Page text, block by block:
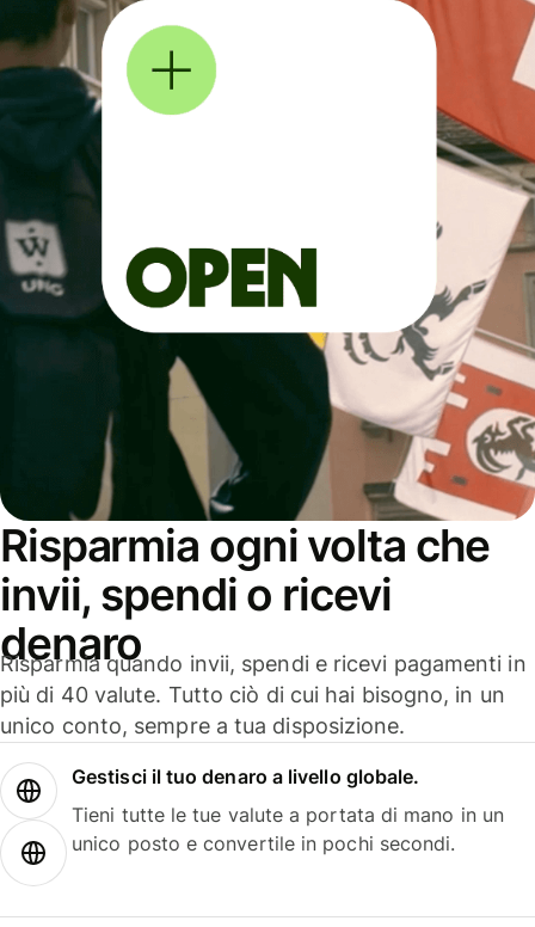
Risparmia ogni volta che
invii, spendi o ricevi
denaro
Risparmia quando invii, spendi e ricevi pagamenti in
più di 40 valute. Tutto ciò di cui hai bisogno, in un
unico conto, sempre a tua disposizione.
Gestisci il tuo denaro a livello globale.
Tieni tutte le tue valute a portata di mano in un
unico posto e convertile in pochi secondi.